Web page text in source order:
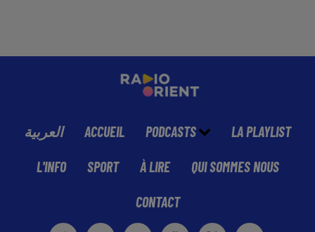
العربية ACCUEIL PODCASTS LA PLAYLIST
L'INFO SPORT À LIRE QUI SOMMES NOUS
CONTACT